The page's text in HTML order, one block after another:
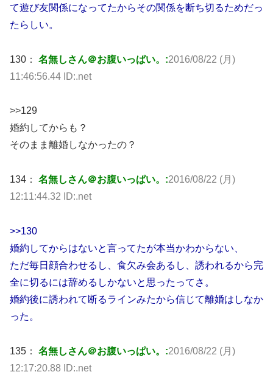
て遊び友関係になってたからその関係を断ち切るためだっ
たらしい。
130： 名無しさん＠お腹いっぱい。:2016/08/22 (月)
11:46:56.44 ID:.net
>>129
婚約してからも？
そのまま離婚しなかったの？
134： 名無しさん＠お腹いっぱい。:2016/08/22 (月)
12:11:44.32 ID:.net
>>130
婚約してからはないと言ってたが本当かわからない、
ただ毎日顔合わせるし、食欠み会あるし、誘われるから完
全に切るには辞めるしかないと思ったってさ。
婚約後に誘われて断るラインみたから信じて離婚はしなか
った。
135： 名無しさん＠お腹いっぱい。:2016/08/22 (月)
12:17:20.88 ID:.net